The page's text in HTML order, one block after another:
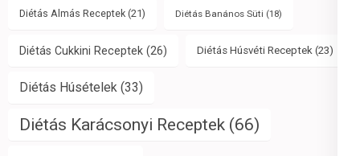
Diétás Almás Receptek (21) Diétás Banános Süti (18)
Diétás Cukkini Receptek (26) Diétás Húsvéti Receptek (23)
Diétás Húsételek (33)
Diétás Karácsonyi Receptek (66)